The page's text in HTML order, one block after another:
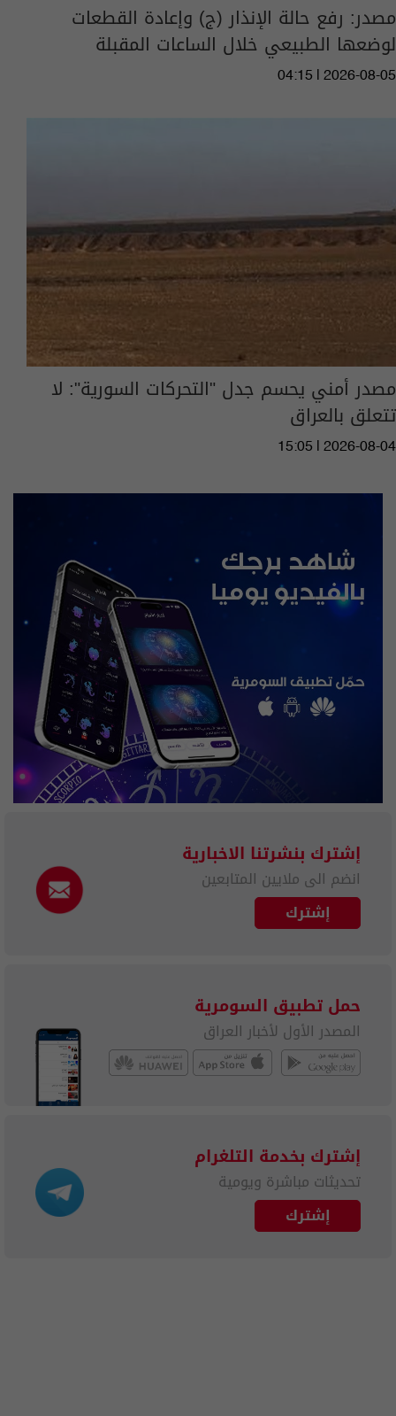
مصدر: رفع حالة الإنذار (ج) وإعادة القطعات
لوضعها الطبيعي خلال الساعات المقبلة
04:15 | 2026-08-05
مصدر أمني يحسم جدل "‏التحركات السورية": لا
تتعلق بالعراق
15:05 | 2026-08-04
إشترك بنشرتنا الاخبارية
انضم الى ملايين المتابعين
إشترك
حمل تطبيق السومرية
المصدر الأول لأخبار العراق
إشترك بخدمة التلغرام
تحديثات مباشرة ويومية
إشترك